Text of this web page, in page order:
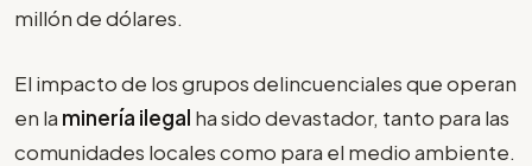
millón de dólares.
El impacto de los grupos delincuenciales que operan
en la minería ilegal ha sido devastador, tanto para las
comunidades locales como para el medio ambiente.